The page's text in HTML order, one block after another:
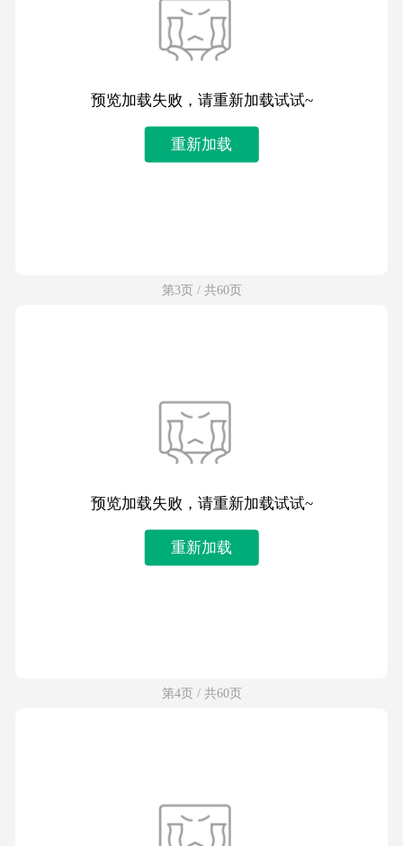
预览加载失败，请重新加载试试~
重新加载
第3页 / 共60页
预览加载失败，请重新加载试试~
重新加载
第4页 / 共60页